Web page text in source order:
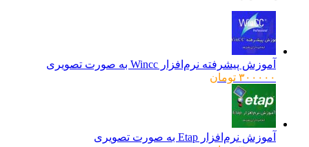
آموزش پیشرفته نرم‌افزار Wincc به صورت تصویری
۳۰۰۰۰۰ تومان
آموزش نرم‌افزار Etap به صورت تصویری